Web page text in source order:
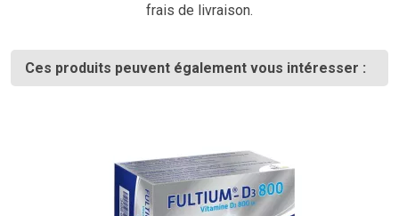
frais de livraison.
Ces produits peuvent également vous intéresser :